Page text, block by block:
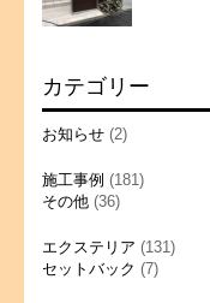
カテゴリー
お知らせ (2)
施工事例 (181)
その他 (36)
エクステリア (131)
セットバック (7)